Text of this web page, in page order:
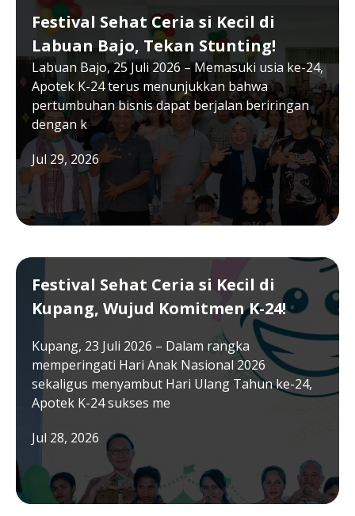
Festival Sehat Ceria si Kecil di
Labuan Bajo, Tekan Stunting!
Labuan Bajo, 25 Juli 2026 – Memasuki usia ke-24,
Apotek K-24 terus menunjukkan bahwa
pertumbuhan bisnis dapat berjalan beriringan
dengan k
Jul 29, 2026
Festival Sehat Ceria si Kecil di
Kupang, Wujud Komitmen K-24!
Kupang, 23 Juli 2026 – Dalam rangka
memperingati Hari Anak Nasional 2026
sekaligus menyambut Hari Ulang Tahun ke-24,
Apotek K-24 sukses me
Jul 28, 2026